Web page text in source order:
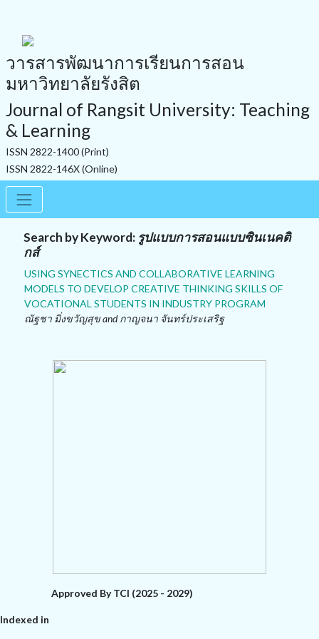
วารสารพัฒนาการเรียนการสอน
มหาวิทยาลัยรังสิต
Journal of Rangsit University: Teaching
& Learning
ISSN 2822-1400 (Print)
ISSN 2822-146X (Online)
Search by Keyword: รูปแบบการสอนแบบซินเนคติ
กส์
USING SYNECTICS AND COLLABORATIVE LEARNING
MODELS TO DEVELOP CREATIVE THINKING SKILLS OF
VOCATIONAL STUDENTS IN INDUSTRY PROGRAM
ณัฐชา มิ่งขวัญสุข and กาญจนา จันทร์ประเสริฐ
Approved By TCI (2025 - 2029)
Indexed in